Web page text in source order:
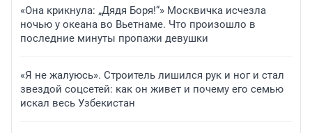
«Она крикнула: „Дядя Боря!“» Москвичка исчезла
ночью у океана во Вьетнаме. Что произошло в
последние минуты пропажи девушки
«Я не жалуюсь». Строитель лишился рук и ног и стал
звездой соцсетей: как он живет и почему его семью
искал весь Узбекистан